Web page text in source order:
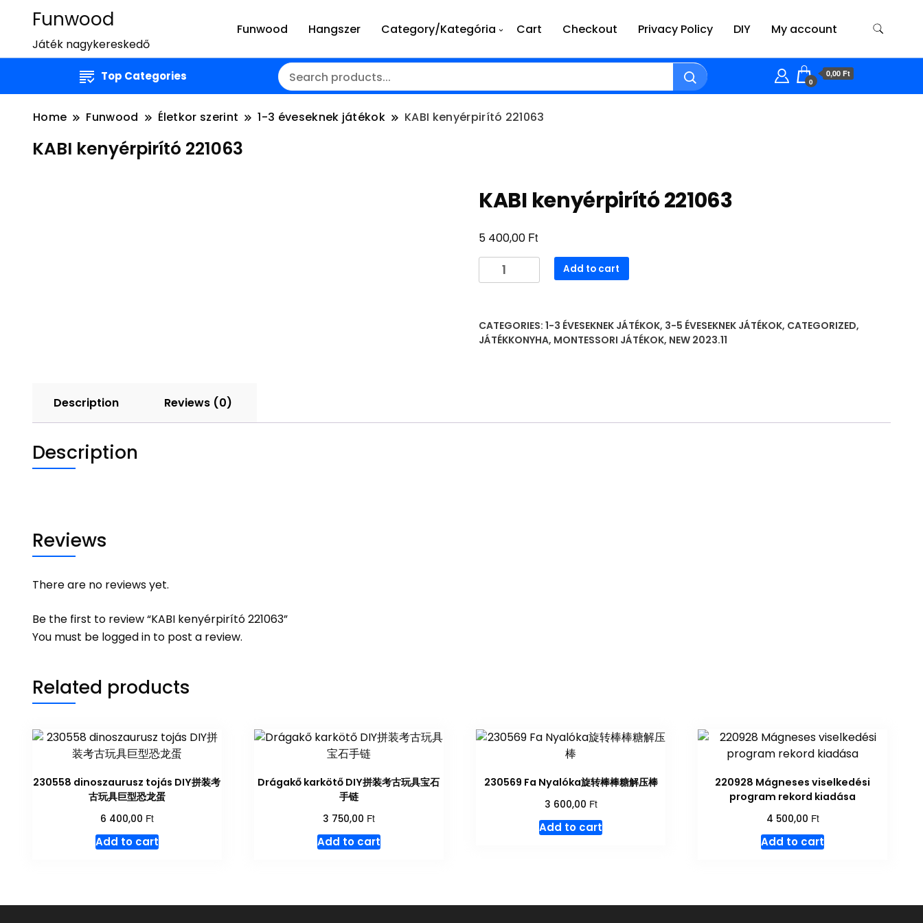
Funwood
Játék nagykereskedő
Funwood Hangszer Category/Kategória Cart Checkout Privacy Policy DIY My account
Top Categories 0
0,00 Ft
Home Funwood Életkor szerint 1-3 éveseknek játékok KABI kenyérpirító 221063
KABI kenyérpirító 221063
KABI kenyérpirító 221063
5 400,00 Ft
kenyérpirító
Add to cart
CATEGORIES: 1-3 ÉVESEKNEK JÁTÉKOK, 3-5 ÉVESEKNEK JÁTÉKOK, CATEGORIZED,
JÁTÉKKONYHA, MONTESSORI JÁTÉKOK, NEW 2023.11
Description Reviews (0)
Description
Reviews
There are no reviews yet.
Be the first to review “KABI kenyérpirító 221063”
You must be logged in to post a review.
Related products
230558 dinoszaurusz tojás DIY拼装考
古玩具巨型恐龙蛋
6 400,00 Ft
Add to cart
Drágakő karkötő DIY拼装考古玩具宝石
手链
3 750,00 Ft
Add to cart
230569 Fa Nyalóka旋转棒棒糖解压棒
3 600,00 Ft
Add to cart
220928 Mágneses viselkedési
program rekord kiadása
4 500,00 Ft
Add to cart